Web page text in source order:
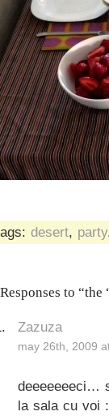
desert, party
to
Zazuza
may 26th, 2009
deeeeeeeci…
la sala cu voi